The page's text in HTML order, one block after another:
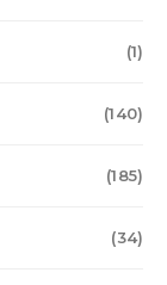
(1)
(140)
(185)
(34)